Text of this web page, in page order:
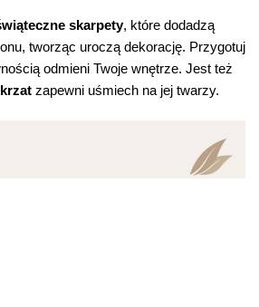
skarpety, które dodadzą
tworząc uroczą dekorację. Przygotuj
odmieni Twoje wnętrze. Jest też
zapewni uśmiech na jej twarzy.